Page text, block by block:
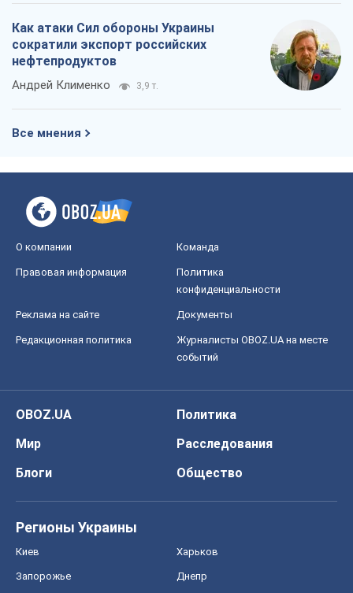
Как атаки Сил обороны Украины
сократили экспорт российских
нефтепродуктов
Андрей Клименко 3,9 т.
Все мнения
О компании Команда
Правовая информация
Политика
конфиденциальности
Реклама на сайте Документы
Редакционная политика
Журналисты OBOZ.UA на месте
событий
OBOZ.UA
Политика
Мир
Расследования
Блоги
Общество
Регионы Украины
Киев Харьков
Запорожье Днепр